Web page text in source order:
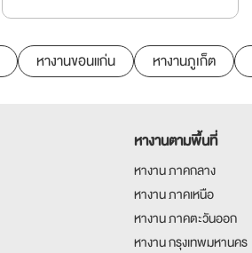
หางานขอนแก่น หางานภูเก็ต
หางานตามพื้นที่
หางาน ภาคกลาง
หางาน ภาคเหนือ
หางาน ภาคตะวันออก
หางาน กรุงเทพมหานคร